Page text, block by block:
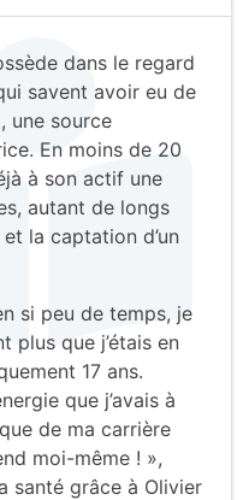
dans le regard
savent avoir eu de
une source
En moins de 20
à son actif une
autant de longs
la captation d’un
si peu de temps, je
plus que j’étais en
17 ans.
que j’avais à
de ma carrière
moi-même ! »,
santé grâce à Olivier